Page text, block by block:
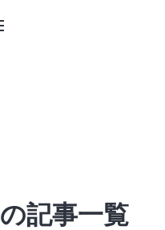
記事一覧